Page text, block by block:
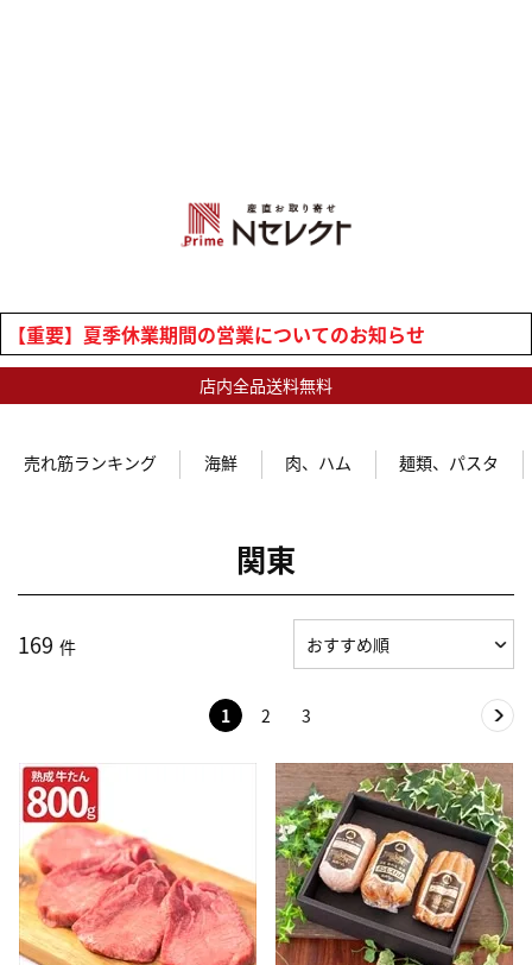
【重要】夏季休業期間の営業についてのお知らせ
店内全品送料無料
売れ筋ランキング 海鮮 肉、ハム 麺類、パスタ
関東
169 件
1 2 3